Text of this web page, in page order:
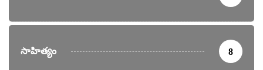
సాహిత్యం 8